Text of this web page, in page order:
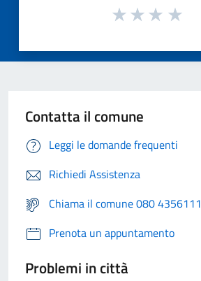
Contatta il comune
Leggi le domande frequenti
Richiedi Assistenza
Chiama il comune 080 4356111
Prenota un appuntamento
Problemi in città